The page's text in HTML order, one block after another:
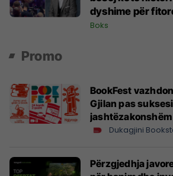
dyshime për
Joshuas
Boks
Promo
BookFest
Gjilan pas
Dukagjini
Përzgjedhja